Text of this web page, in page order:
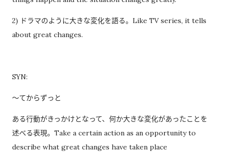
2) ドラマのように大きな変化を語る。Like TV series, it tells
about great changes.
SYN:
〜てからずっと
ある行動がきっかけとなって、何か大きな変化があったことを
述べる表現。Take a certain action as an opportunity to
describe what great changes have taken place